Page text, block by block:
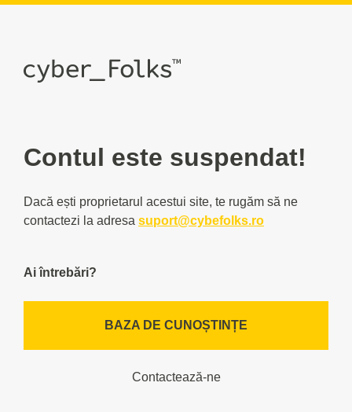
Contul este suspendat!
Dacă ești proprietarul acestui site, te rugăm să ne
contactezi la adresa suport@cybefolks.ro
Ai întrebări?
BAZA DE CUNOȘTINȚE
Contactează-ne